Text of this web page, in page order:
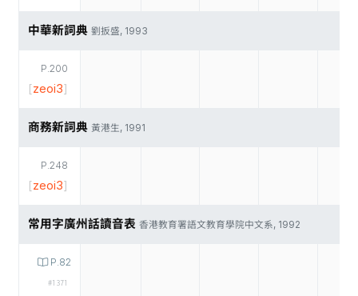
中華新詞典 劉扳盛, 1993
P.200
[zeoi3]
商務新詞典 黃港生, 1991
P.248
[zeoi3]
常用字廣州話讀音表 香港教育署語文教育學院中文系, 1992
P.82
#1371